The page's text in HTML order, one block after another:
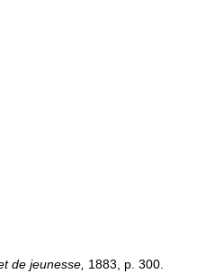
de jeunesse, 1883, p. 300.